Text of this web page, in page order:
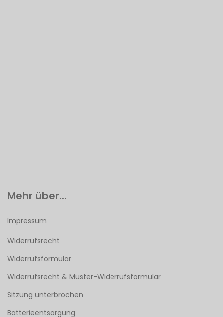
Mehr über...
Impressum
Widerrufsrecht
Widerrufsformular
Widerrufsrecht & Muster-Widerrufsformular
Sitzung unterbrochen
Batterieentsorgung